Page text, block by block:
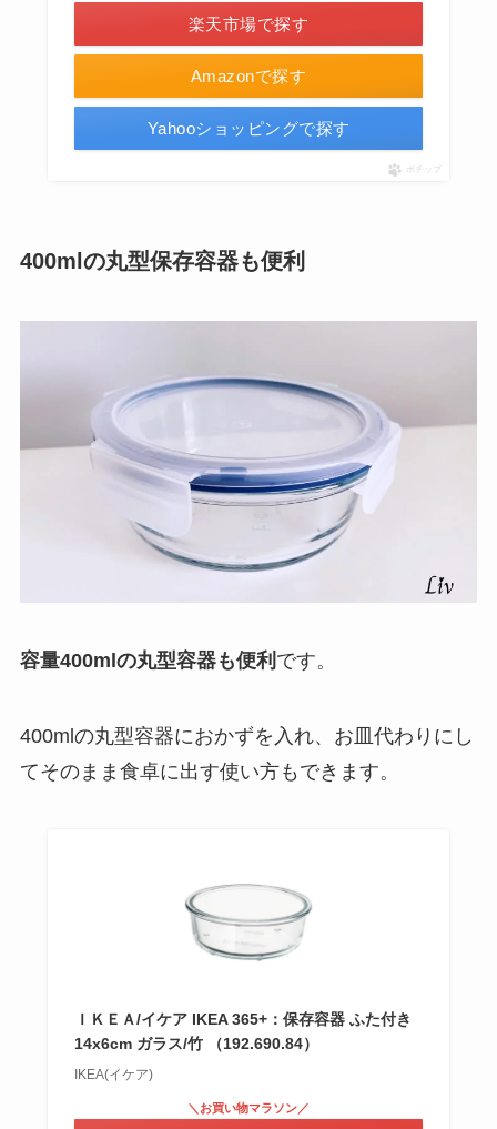
Amazonで探す
楽天市場で探す
Yahooショッピングで探す
ポチップ
400mlの丸型保存容器も便利
容量400mlの丸型容器も便利 です。
400mlの丸型容器におかずを入れ、お皿代わりにし
てそのまま食卓に出す使い方もできます。
ＩＫＥＡ/イケア IKEA 365+：保存容器 ふた付き
14x6cm ガラス/竹 （192.690.84）
IKEA(イケア)
＼お買い物マラソン／